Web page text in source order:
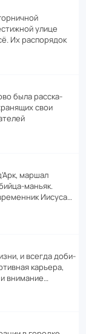
улице
Их распо­рядок
была расска­
свои
маршал
маньяк.
Иисуса…
и всегда доби­
карьера,
внимание…